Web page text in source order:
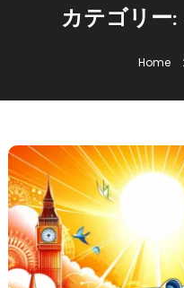
カテゴリー:
Home